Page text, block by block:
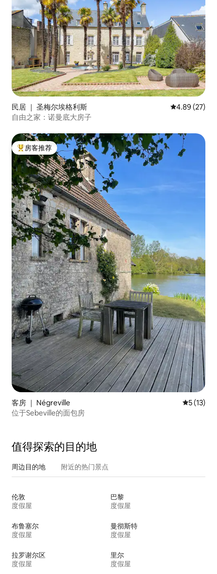
民居 ｜ 圣梅尔埃格利斯 平均评分
4.89 (27)
自由之家：诺曼底大房子
热门「房客推荐」
房客推荐
客房 ｜ Négreville 平均评分
5 (13)
位于Sebeville的面包房
值得探索的目的地
周边目的地 附近的热门景点
伦敦
度假屋
巴黎
度假屋
布鲁塞尔
度假屋
曼彻斯特
度假屋
拉罗谢尔区
度假屋
里尔
度假屋